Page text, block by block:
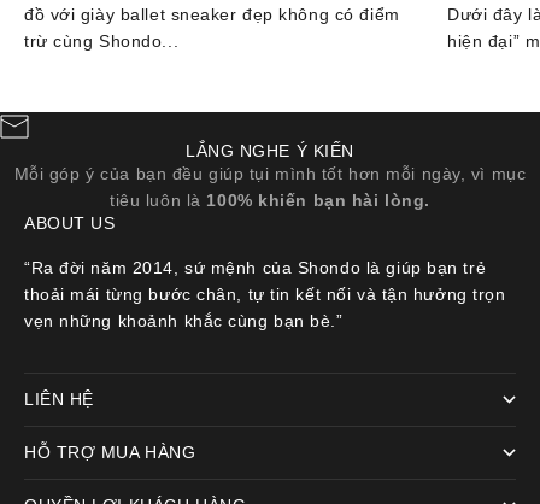
đồ với giày ballet sneaker đẹp không có điểm
trừ cùng Shondo...
Dưới đây
hiện đại”
LẮNG NGHE Ý KIẾN
Mỗi góp ý của bạn đều giúp tụi mình tốt hơn mỗi ngày, vì mục
tiêu luôn là 100% khiến bạn hài lòng.
ABOUT US
“Ra đời năm 2014, sứ mệnh của Shondo là giúp bạn trẻ
thoải mái từng bước chân, tự tin kết nối và tận hưởng trọn
vẹn những khoảnh khắc cùng bạn bè.”
LIÊN HỆ
HỖ TRỢ MUA HÀNG